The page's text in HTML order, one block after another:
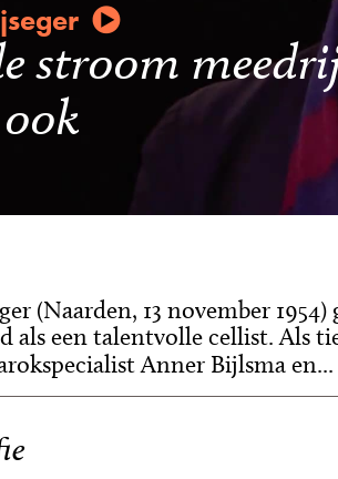
stroom
(Naarden, 13 november
als een talentvolle cellist. Als
Anner Bijlsma en...